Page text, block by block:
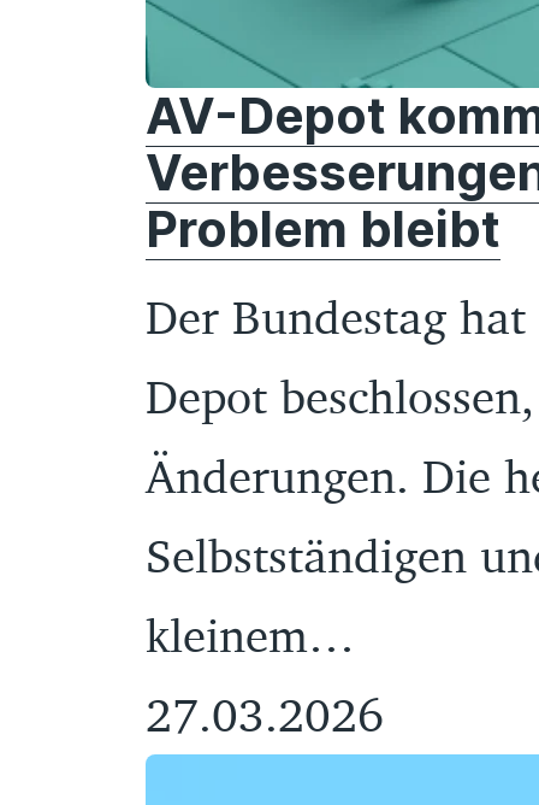
AV-Depot
Problem bleibt
Der Bundestag
Depot
Änderungen. Die
Selbstständigen
kleinem…
27.03.2026